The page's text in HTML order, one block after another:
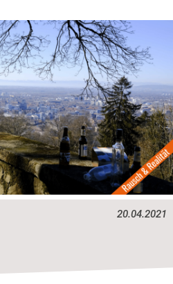
20.04.2021